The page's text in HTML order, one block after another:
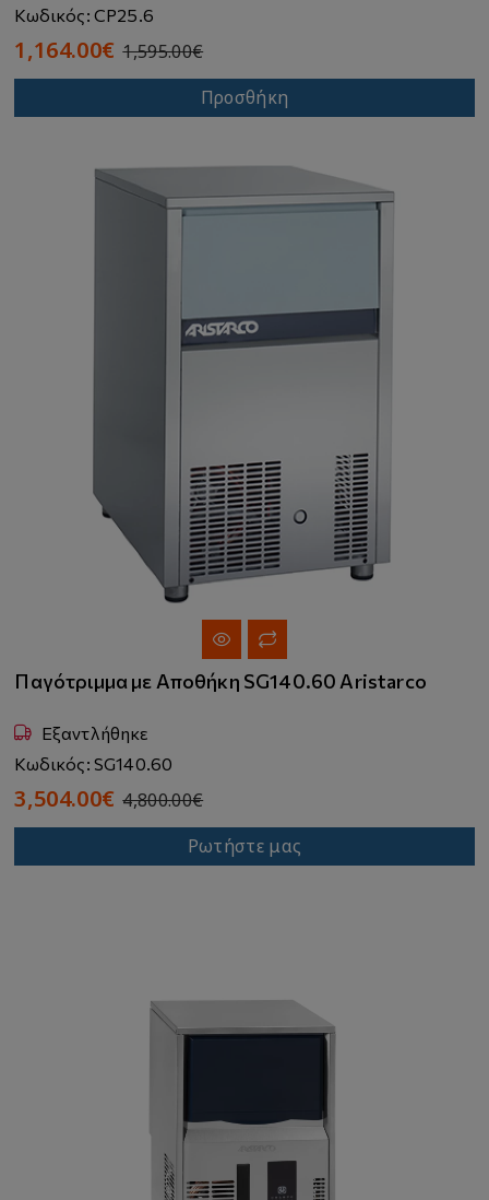
Κωδικός: CP25.6
1,164.00€ 1,595.00€
Προσθήκη
Παγότριμμα με Αποθήκη SG140.60 Aristarco
Εξαντλήθηκε
Κωδικός: SG140.60
3,504.00€ 4,800.00€
Ρωτήστε μας